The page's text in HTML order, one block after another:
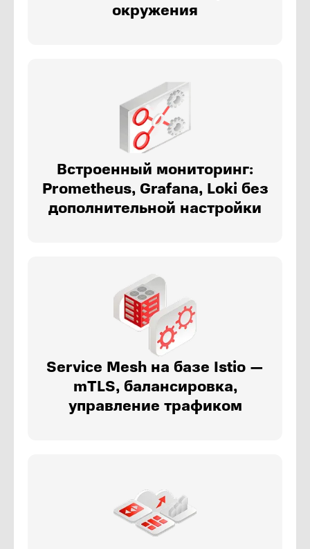
окружения
Встроенный мониторинг:
Prometheus, Grafana, Loki без
дополнительной настройки
Service Mesh на базе Istio —
mTLS, балансировка,
управление трафиком